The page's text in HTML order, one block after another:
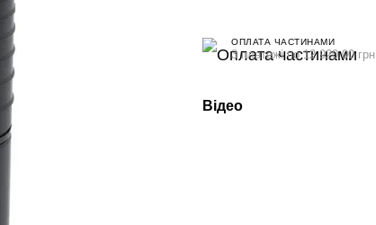
ОПЛАТА ЧАСТИНАМИ
3 платежі по 12 920.00 грн
Відео